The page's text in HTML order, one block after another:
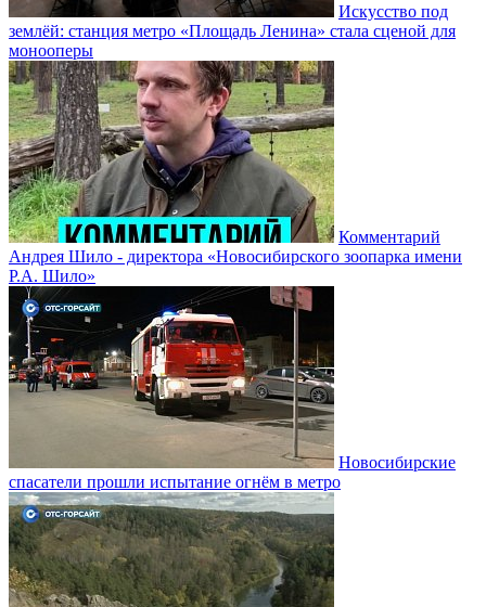
Искусство под
землёй: станция метро «Площадь Ленина» стала сценой для
монооперы
Комментарий
Андрея Шило - директора «Новосибирского зоопарка имени
Р.А. Шило»
Новосибирские
спасатели прошли испытание огнём в метро